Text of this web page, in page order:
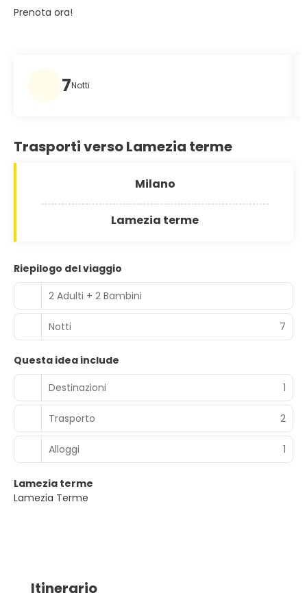
Prenota ora!
7Notti
Trasporti verso Lamezia terme
Milano
Lamezia terme
Riepilogo del viaggio
2 Adulti + 2 Bambini
Notti 7
Questa idea include
Destinazioni
1
Trasporto 2
Alloggi 1
Lamezia terme
Lamezia Terme
Itinerario